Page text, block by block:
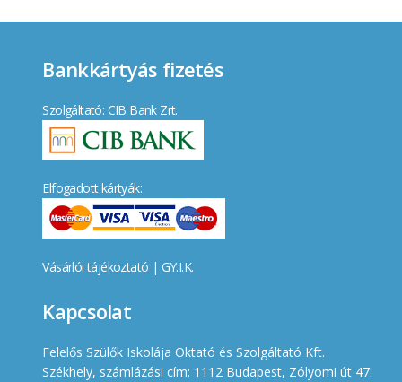
Bankkártyás fizetés
Szolgáltató: CIB Bank Zrt.
Elfogadott kártyák:
Vásárlói tájékoztató | GY.I.K.
Kapcsolat
Felelős Szülők Iskolája Oktató és Szolgáltató Kft.
Székhely, számlázási cím: 1112 Budapest, Zólyomi út 47.